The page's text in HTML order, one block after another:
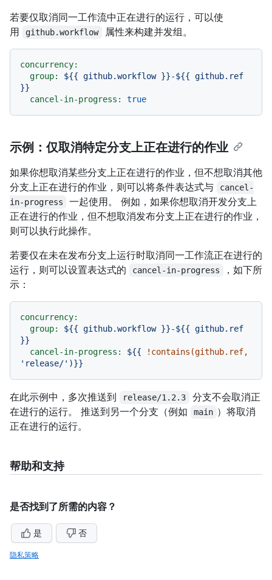
若要仅取消同一工作流中正在进行的运行，可以使
用
github.workflow 属性来构建并发组。
concurrency:
group:
${{ github.workflow }}-${{ github.ref
}}
cancel-in-progress:
true
示例：仅取消特定分支上正在进行的作业
如果你想取消某些分支上正在进行的作业，但不想取消其他
分支上正在进行的作业，则可以将条件表达式与
cancel-
in-progress
一起使用。 例如，如果你想取消开发分支上
正在进行的作业，但不想取消发布分支上正在进行的作业，
则可以执行此操作。
若要仅在未在发布分支上运行时取消同一工作流正在进行的
运行，则可以设置表达式的
cancel-in-progress
，如下所
示：
concurrency:
group:
${{ github.workflow }}-${{ github.ref
}}
cancel-in-progress:
${{
!contains(github.ref,
'release/' )}}
在此示例中，多次推送到 release/1.2.3
分支不会取消正
在进行的运行。 推送到另一个分支（例如
main ）将取消
正在进行的运行。
帮助和支持
是否找到了所需的内容？
是 否
隐私策略